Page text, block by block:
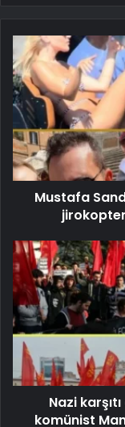
Mustafa
Nazi
komünist